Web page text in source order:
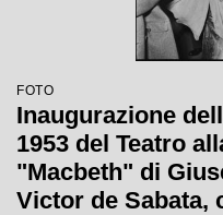
FOTO
Inaugurazione
1953 del Teatro
"Macbeth" di
Victor de Sabata,